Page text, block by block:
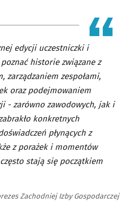
edycji uczestniczki i
historie związane z
zarządzaniem zespołami,
oraz podejmowaniem
- zarówno zawodowych, jak i
konkretnych
płynących z
z porażek i momentów
stają się początkiem
Zachodniej Izby Gospodarczej